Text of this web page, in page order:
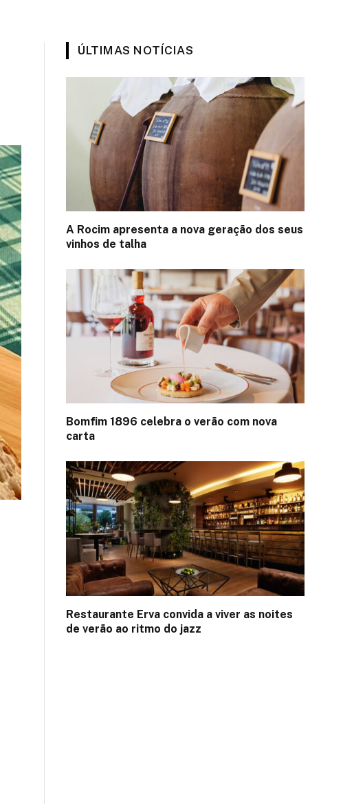
ÚLTIMAS NOTÍCIAS
A Rocim apresenta a nova geração dos seus
vinhos de talha
Bomfim 1896 celebra o verão com nova
carta
Restaurante Erva convida a viver as noites
de verão ao ritmo do jazz